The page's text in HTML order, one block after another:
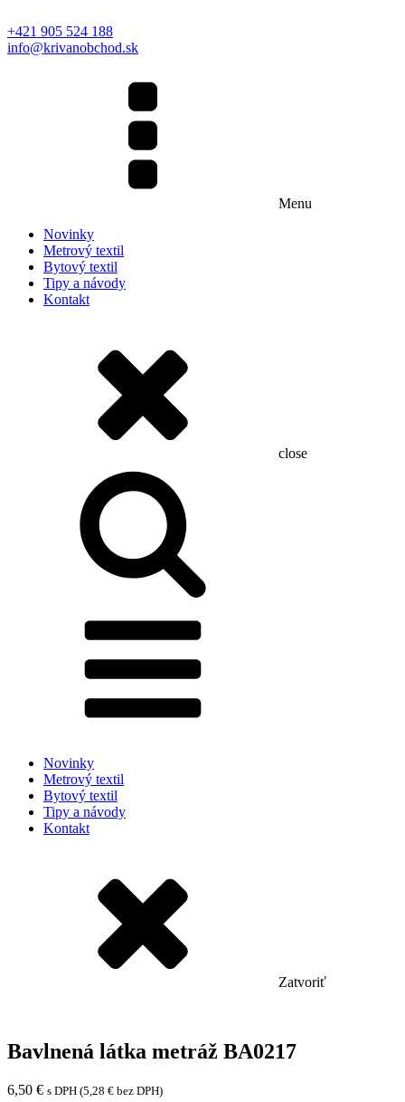
+421 905 524 188
info@krivanobchod.sk
Menu
Novinky
Metrový textil
Bytový textil
Tipy a návody
Kontakt
close
Novinky
Metrový textil
Bytový textil
Tipy a návody
Kontakt
Zatvoriť
Bavlnená látka metráž BA0217
6,50 € s DPH (5,28 € bez DPH)